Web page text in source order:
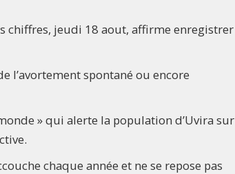
chiffres, jeudi 18 aout, affirme enregistrer
l’avortement spontané ou encore
» qui alerte la population d’Uvira sur
chaque année et ne se repose pas